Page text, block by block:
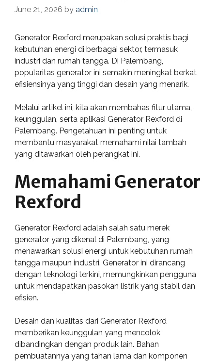
June 21, 2026 by admin
Generator Rexford merupakan solusi praktis bagi
kebutuhan energi di berbagai sektor, termasuk
industri dan rumah tangga. Di Palembang,
popularitas generator ini semakin meningkat berkat
efisiensinya yang tinggi dan desain yang menarik.
Melalui artikel ini, kita akan membahas fitur utama,
keunggulan, serta aplikasi Generator Rexford di
Palembang. Pengetahuan ini penting untuk
membantu masyarakat memahami nilai tambah
yang ditawarkan oleh perangkat ini.
Memahami Generator
Rexford
Generator Rexford adalah salah satu merek
generator yang dikenal di Palembang, yang
menawarkan solusi energi untuk kebutuhan rumah
tangga maupun industri. Generator ini dirancang
dengan teknologi terkini, memungkinkan pengguna
untuk mendapatkan pasokan listrik yang stabil dan
efisien.
Desain dan kualitas dari Generator Rexford
memberikan keunggulan yang mencolok
dibandingkan dengan produk lain. Bahan
pembuatannya yang tahan lama dan komponen